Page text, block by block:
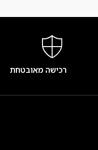
רכישה מאובטחת